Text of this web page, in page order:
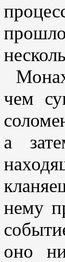
чем
а
нему
оно